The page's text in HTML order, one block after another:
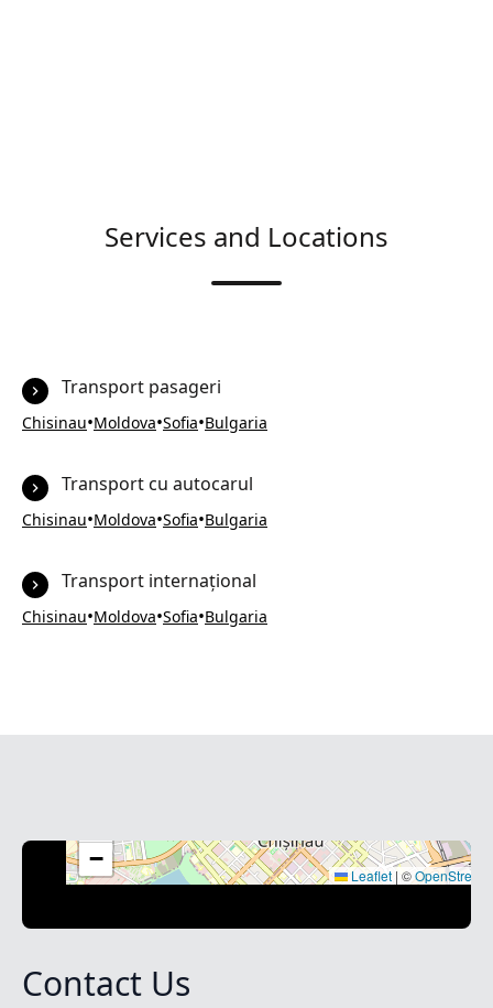
Services and Locations
Transport pasageri
Chisinau•Moldova•Sofia•Bulgaria
Transport cu autocarul
Chisinau•Moldova•Sofia•Bulgaria
Transport internațional
Chisinau•Moldova•Sofia•Bulgaria
−
Leaflet | ©
Contact Us